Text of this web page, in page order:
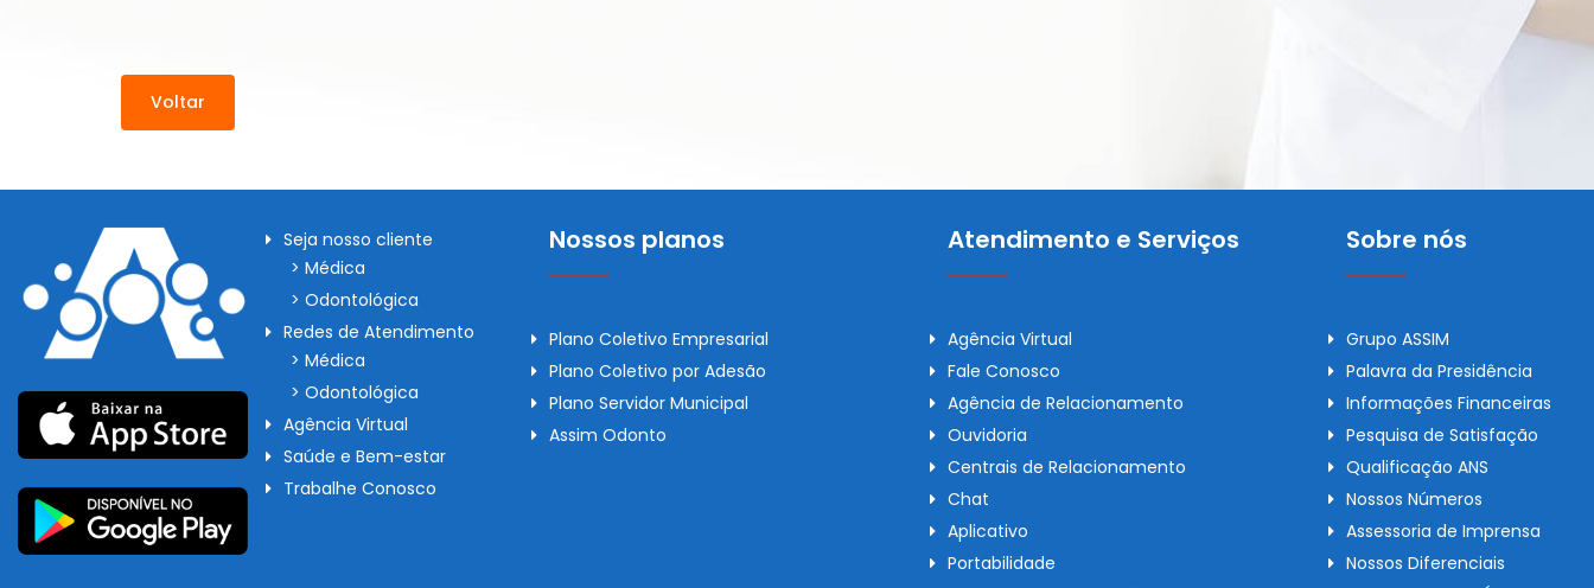
Voltar
Seja nosso cliente
> Médica
> Odontológica
Redes de Atendimento
> Médica
> Odontológica
Agência Virtual
Saúde e Bem-estar
Trabalhe Conosco
Nossos planos
Plano Coletivo Empresarial
Plano Coletivo por Adesão
Plano Servidor Municipal
Assim Odonto
Atendimento e Serviços
Agência Virtual
Fale Conosco
Agência de Relacionamento
Ouvidoria
Centrais de Relacionamento
Chat
Aplicativo
Portabilidade
Sobre nós
Grupo ASSIM
Palavra da Presidência
Informações Financeiras
Pesquisa de Satisfação
Qualificação ANS
Nossos Números
Assessoria de Imprensa
Nossos Diferenciais